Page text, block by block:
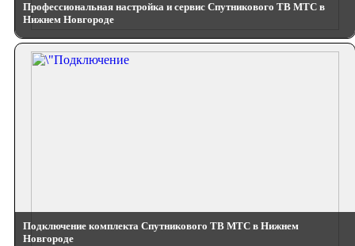
Профессиональная настройка и сервис Спутникового ТВ МТС в
Нижнем Новгороде
Подключение комплекта Спутникового ТВ МТС в Нижнем
Новгороде